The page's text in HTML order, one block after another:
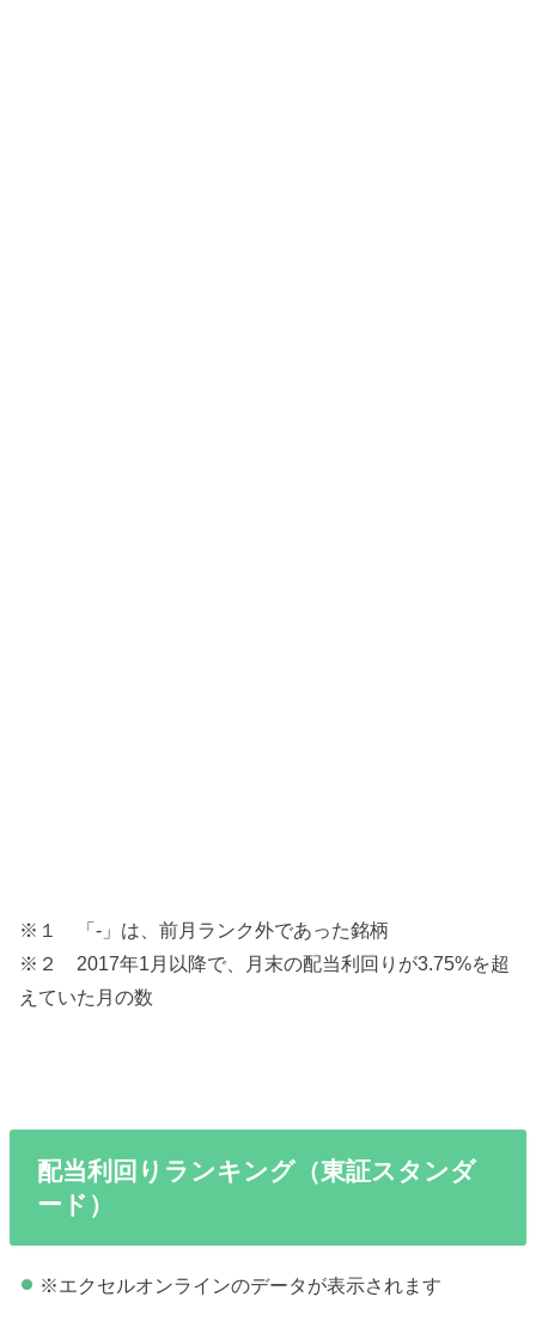
※１ 「-」は、前月ランク外であった銘柄
※２ 2017年1月以降で、月末の配当利回りが3.75%を超
えていた月の数
配当利回りランキング（東証スタンダ
ード）
※エクセルオンラインのデータが表示されます